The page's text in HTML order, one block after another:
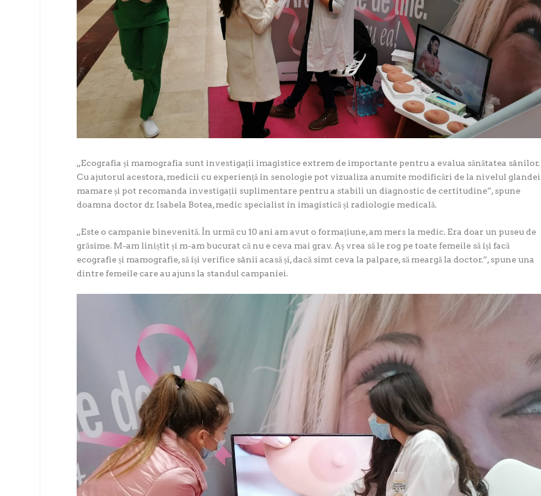
„Ecografia și mamografia sunt investigații imagistice extrem de importante pentru a evalua sănătatea sânilor.
Cu ajutorul acestora, medicii cu experiență în senologie pot vizualiza anumite modificări de la nivelul glandei
mamare și pot recomanda investigații suplimentare pentru a stabili un diagnostic de certitudine”,spune
doamna doctor dr. Isabela Botea, medic specialist în imagistică și radiologie medicală.
„Este o campanie binevenită. În urmă cu 10 ani am avut o formațiune, am mers la medic. Era doar un puseu de
grăsime. M-am liniștit și m-am bucurat că nu e ceva mai grav. Aș vrea să le rog pe toate femeile să își facă
ecografie și mamografie, să își verifice sânii acasă și, dacă simt ceva la palpare, să meargă la doctor.”, spune una
dintre femeile care au ajuns la standul campaniei.